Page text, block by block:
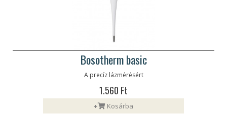
Bosotherm basic
A precíz lázmérésért
1.560 Ft
+ Kosárba